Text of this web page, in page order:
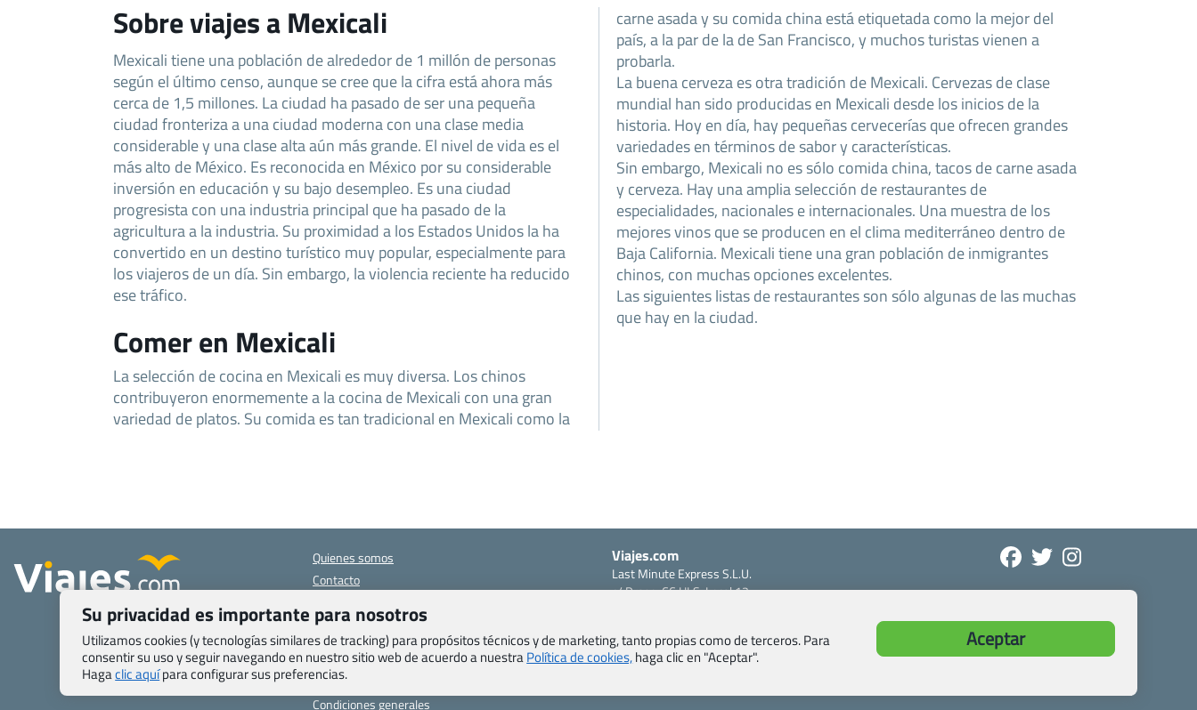
Sobre viajes a Mexicali
Mexicali tiene una población de alrededor de 1 millón de personas
según el último censo, aunque se cree que la cifra está ahora más
cerca de 1,5 millones. La ciudad ha pasado de ser una pequeña
ciudad fronteriza a una ciudad moderna con una clase media
considerable y una clase alta aún más grande. El nivel de vida es el
más alto de México. Es reconocida en México por su considerable
inversión en educación y su bajo desempleo. Es una ciudad
progresista con una industria principal que ha pasado de la
agricultura a la industria. Su proximidad a los Estados Unidos la ha
convertido en un destino turístico muy popular, especialmente para
los viajeros de un día. Sin embargo, la violencia reciente ha reducido
ese tráfico.
Comer en Mexicali
La selección de cocina en Mexicali es muy diversa. Los chinos
contribuyeron enormemente a la cocina de Mexicali con una gran
variedad de platos. Su comida es tan tradicional en Mexicali como la
carne asada y su comida china está etiquetada como la mejor del
país, a la par de la de San Francisco, y muchos turistas vienen a
probarla.
La buena cerveza es otra tradición de Mexicali. Cervezas de clase
mundial han sido producidas en Mexicali desde los inicios de la
historia. Hoy en día, hay pequeñas cervecerías que ofrecen grandes
variedades en términos de sabor y características.
Sin embargo, Mexicali no es sólo comida china, tacos de carne asada
y cerveza. Hay una amplia selección de restaurantes de
especialidades, nacionales e internacionales. Una muestra de los
mejores vinos que se producen en el clima mediterráneo dentro de
Baja California. Mexicali tiene una gran población de inmigrantes
chinos, con muchas opciones excelentes.
Las siguientes listas de restaurantes son sólo algunas de las muchas
que hay en la ciudad.
Quienes somos
Contacto
específicas
Blog de Viajes.com
Registro de agencias
Preguntas frecuentes
Condiciones generales
Viajes.com
Last Minute Express S.L.U.
c/ Drago, CC HLS, Local 13
CIF: B76740091
Tfno: +34 922-97-17-27
Su privacidad es importante para nosotros
Utilizamos cookies (y tecnologías similares de tracking) para propósitos técnicos y de marketing, tanto propias como de terceros. Para
consentir su uso y seguir navegando en nuestro sitio web de acuerdo a nuestraPolítica de cookies,haga clic en "Aceptar".
Hagaclic aquípara configurar sus preferencias.
Aceptar